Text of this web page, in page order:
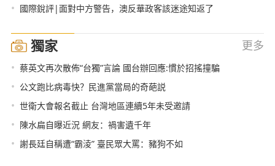
• 國際銳評|面對中方警告，澳反華政客該迷途知返了
獨家 更多
• 蔡英文再次散佈“台獨”言論 國台辦回應:慣於招搖撞騙
• 公文跑比病毒快？民進黨當局的奇葩説
• 世衛大會報名截止 台灣地區連續5年未受邀請
• 陳水扁自曝近況 網友：禍害遺千年
• 謝長廷自稱遭“霸淩” 臺民眾大罵：豬狗不如